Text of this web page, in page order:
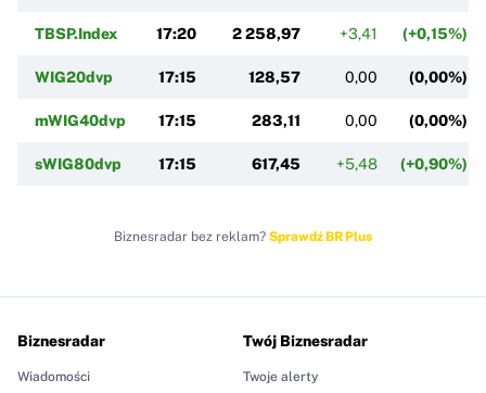
TBSP.Index 17:20 2 258,97 +3,41 (+0,15%)
WIG20dvp 17:15 128,57 0,00 (0,00%)
mWIG40dvp 17:15 283,11 0,00 (0,00%)
sWIG80dvp 17:15 617,45 +5,48 (+0,90%)
Biznesradar bez reklam? Sprawdź BR Plus
Biznesradar
Wiadomości
Twój Biznesradar
Twoje alerty